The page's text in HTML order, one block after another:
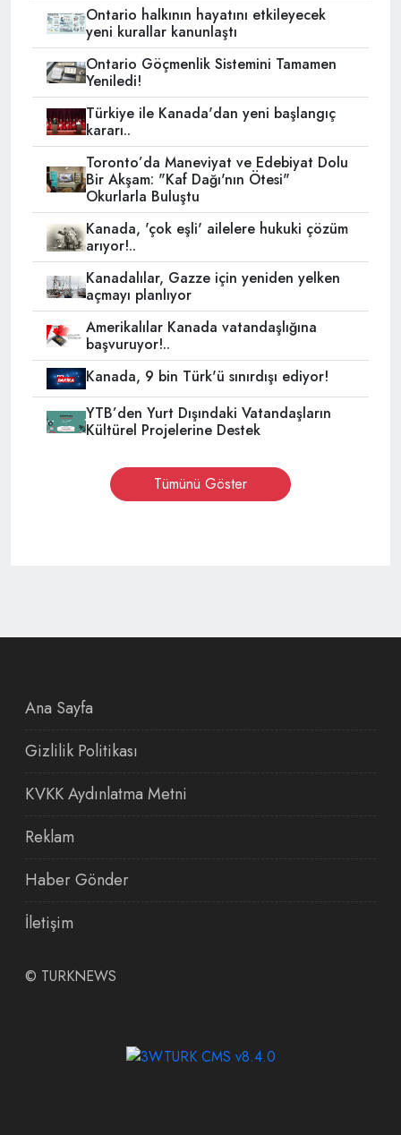
Ontario halkının hayatını etkileyecek
yeni kurallar kanunlaştı
Ontario Göçmenlik Sistemini Tamamen
Yeniledi!
Türkiye ile Kanada'dan yeni başlangıç
kararı..
Toronto’da Maneviyat ve Edebiyat Dolu
Bir Akşam: "Kaf Dağı'nın Ötesi"
Okurlarla Buluştu
Kanada, 'çok eşli' ailelere hukuki çözüm
arıyor!..
Kanadalılar, Gazze için yeniden yelken
açmayı planlıyor
Amerikalılar Kanada vatandaşlığına
başvuruyor!..
Kanada, 9 bin Türk'ü sınırdışı ediyor!
YTB’den Yurt Dışındaki Vatandaşların
Kültürel Projelerine Destek
Tümünü Göster
Ana Sayfa
Gizlilik Politikası
KVKK Aydınlatma Metni
Reklam
Haber Gönder
İletişim
© TURKNEWS